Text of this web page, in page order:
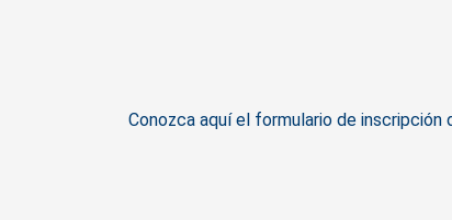
Conozca aquí el formulario de